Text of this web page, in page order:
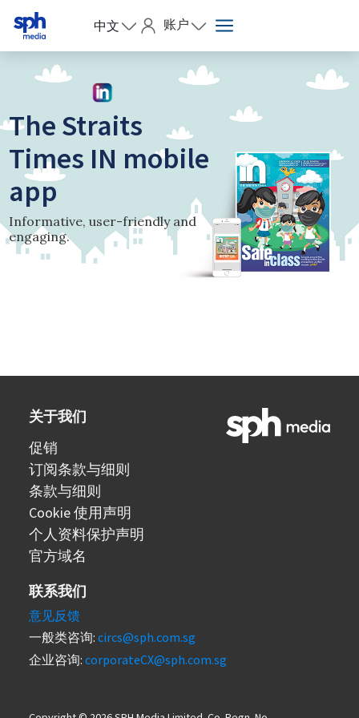
中文 账户
The Straits
Times IN mobile
app
Informative, user-friendly and
engaging.
关于我们
促销
订阅条款与细则
条款与细则
Cookie 使用声明
个人资料保护声明
官方域名
联系我们
意见反馈
一般类咨询: circs@sph.com.sg
企业咨询: corporateCX@sph.com.sg